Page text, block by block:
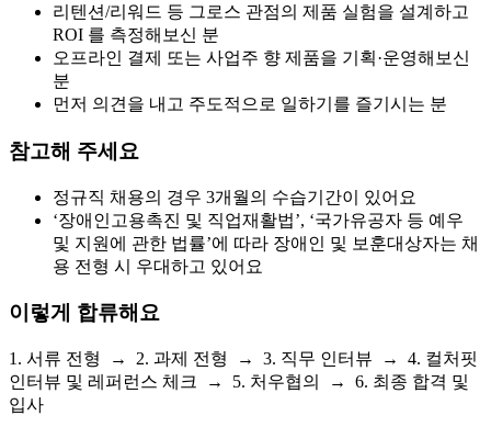
리텐션/리워드 등 그로스 관점의 제품 실험을 설계하고
ROI 를 측정해보신 분
오프라인 결제 또는 사업주 향 제품을 기획·운영해보신
분
먼저 의견을 내고 주도적으로 일하기를 즐기시는 분
참고해 주세요
정규직 채용의 경우 3개월의 수습기간이 있어요
‘장애인고용촉진 및 직업재활법’, ‘국가유공자 등 예우
및 지원에 관한 법률’에 따라 장애인 및 보훈대상자는 채
용 전형 시 우대하고 있어요
이렇게 합류해요
1. 서류 전형 → 2. 과제 전형 → 3. 직무 인터뷰 → 4. 컬처핏
인터뷰 및 레퍼런스 체크 → 5. 처우협의 → 6. 최종 합격 및
입사